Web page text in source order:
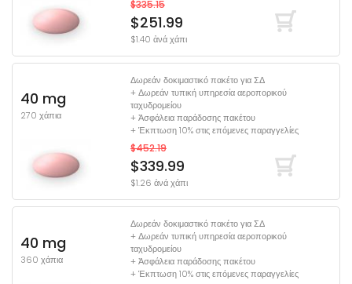
$335.15
$251.99
$1.40 ἀνά χάπι
40 mg
270 χάπια
Δωρεάν δοκιμαστικό πακέτο για ΣΔ
+ Δωρεάν τυπική υπηρεσία αεροπορικού
ταχυδρομείου
+ Ἀσφάλεια παράδοσης πακέτου
+ Έκπτωση 10% στις επόμενες παραγγελίες
$452.19
$339.99
$1.26 ἀνά χάπι
40 mg
360 χάπια
Δωρεάν δοκιμαστικό πακέτο για ΣΔ
+ Δωρεάν τυπική υπηρεσία αεροπορικού
ταχυδρομείου
+ Ἀσφάλεια παράδοσης πακέτου
+ Έκπτωση 10% στις επόμενες παραγγελίες